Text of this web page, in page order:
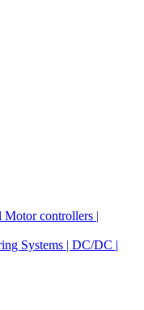
controllers |
Systems | DC/DC |